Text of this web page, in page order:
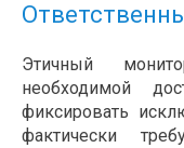
Этичный
необходимой
фиксировать
фактически